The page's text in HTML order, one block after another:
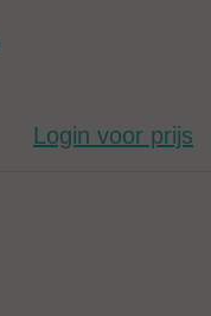
Login voor prijs